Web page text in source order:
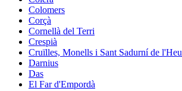
Colomers
Corçà
Cornellà del Terri
Crespià
Cruïlles, Monells i Sant Sadurní de
Darnius
Das
El Far d'Empordà